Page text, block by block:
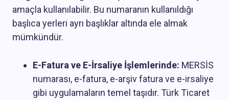
amaçla kullanılabilir. Bu numaranın kullanıldığı
başlıca yerleri ayrı başlıklar altında ele almak
mümkündür.
E-Fatura ve E-İrsaliye İşlemlerinde: MERSİS
numarası, e-fatura, e-arşiv fatura ve e-irsaliye
gibi uygulamaların temel taşıdır. Türk Ticaret